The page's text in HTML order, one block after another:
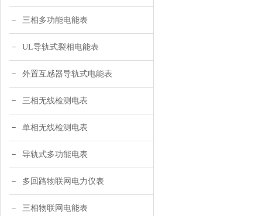
三相多功能电能表
UL导轨式裂相电能表
外置互感器导轨式电能表
三相无线检测电表
单相无线检测电表
导轨式多功能电表
多回路物联网电力仪表
三相物联网电能表